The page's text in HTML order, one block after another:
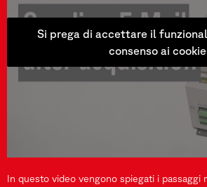
Si prega di accettare il
consenso ai cookie
In questo video vengono spiegati i passaggi